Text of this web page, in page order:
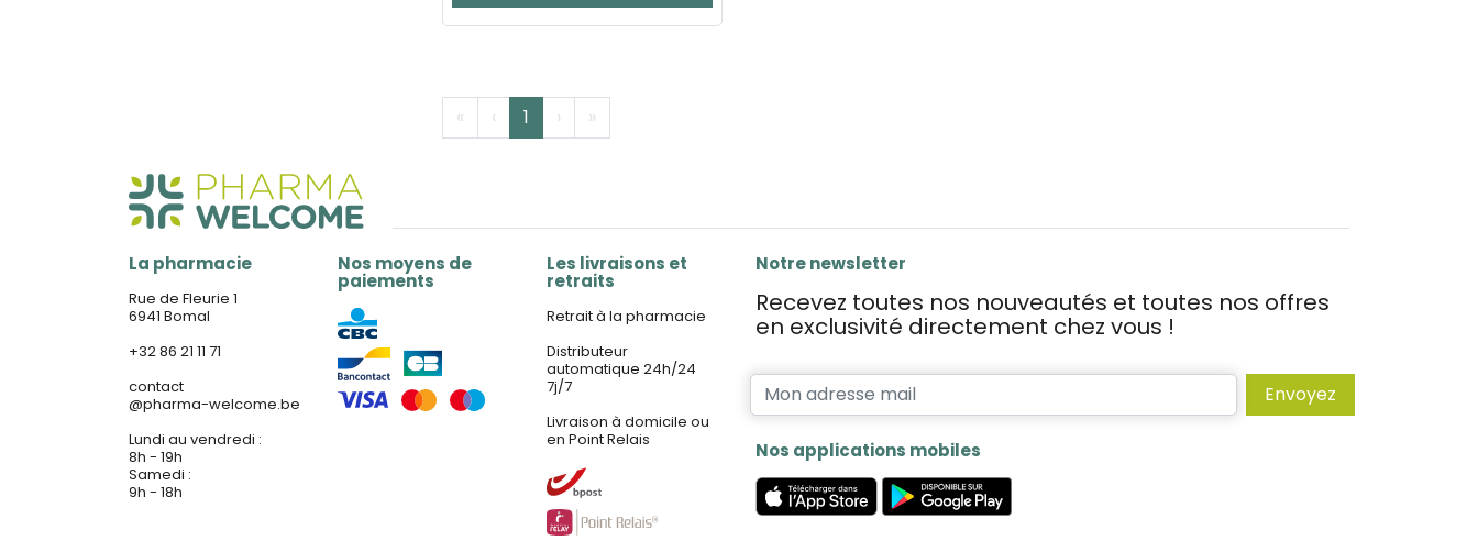
« ‹ 1 › »
La pharmacie
Rue de Fleurie 1
6941 Bomal
+32 86 21 11 71
contact
@pharma-welcome.be
Lundi au vendredi :
8h - 19h
Samedi :
9h - 18h
Nos moyens de
paiements
Les livraisons et
retraits
Retrait à la pharmacie
Distributeur
automatique 24h/24
7j/7
Livraison à domicile ou
en Point Relais
Notre newsletter
Recevez toutes nos nouveautés et toutes nos offres
en exclusivité directement chez vous !
Envoyez
Nos applications mobiles